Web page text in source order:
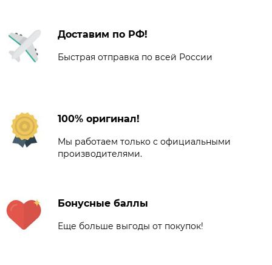
Доставим по РФ!
Быстрая отправка по всей России
100% оригинал!
Мы работаем только с официальными
производителями.
Бонусные баллы
Еще больше выгоды от покупок!